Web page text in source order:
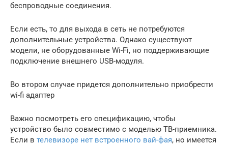
беспроводные соединения.
Если есть, то для выхода в сеть не потребуются
дополнительные устройства. Однако существуют
модели, не оборудованные Wi-Fi, но поддерживающие
подключение внешнего USB-модуля.
Во втором случае придется дополнительно приобрести
wi-fi адаптер
Важно посмотреть его спецификацию, чтобы
устройство было совместимо с моделью ТВ-приемника.
Если в телевизоре нет встроенного вай-фая, но имеется